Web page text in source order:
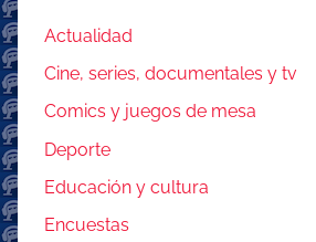
Actualidad
Cine, series, documentales y tv
Comics y juegos de mesa
Deporte
Educación y cultura
Encuestas